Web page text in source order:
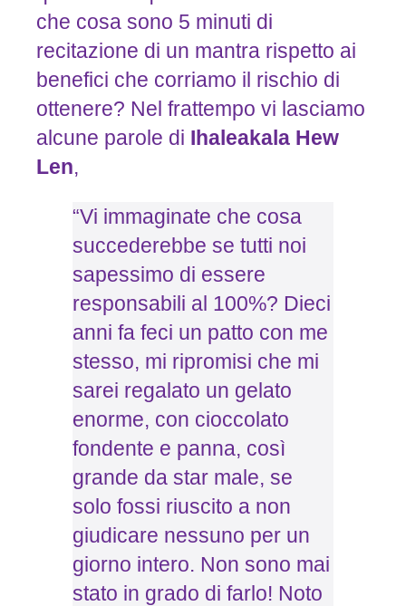
che cosa sono 5 minuti di
recitazione di un mantra rispetto ai
benefici che corriamo il rischio di
ottenere? Nel frattempo vi lasciamo
alcune parole di Ihaleakala Hew
Len,
“Vi immaginate che cosa
succederebbe se tutti noi
sapessimo di essere
responsabili al 100%? Dieci
anni fa feci un patto con me
stesso, mi ripromisi che mi
sarei regalato un gelato
enorme, con cioccolato
fondente e panna, così
grande da star male, se
solo fossi riuscito a non
giudicare nessuno per un
giorno intero. Non sono mai
stato in grado di farlo! Noto